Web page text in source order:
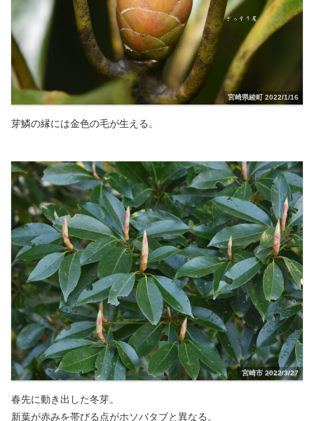
宮崎県綾町 2022/1/16
芽鱗の縁には金色の毛が生える。
宮崎市 2022/3/27
春先に動き出した冬芽。
新葉が赤みを帯びる点がホソバタブと異なる。